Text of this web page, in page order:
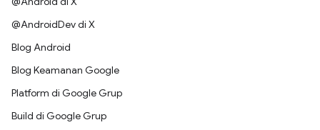
@AndroidDev di X
Blog Android
Blog Keamanan Google
Platform di Google Grup
Build di Google Grup